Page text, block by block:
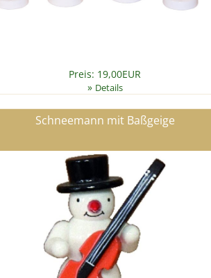
Preis: 19,00EUR
» Details
Schneemann mit Baßgeige